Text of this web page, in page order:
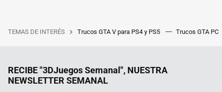
TEMAS DE INTERÉS Trucos GTA V para PS4 y PS5 Trucos GTA PC
RECIBE "3DJuegos Semanal", NUESTRA
NEWSLETTER SEMANAL